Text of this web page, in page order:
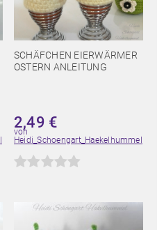
SCHÄFCHEN EIERWÄRMER
OSTERN ANLEITUNG
2,49 €
von
Heidi_Schoengart_Haekelhummel